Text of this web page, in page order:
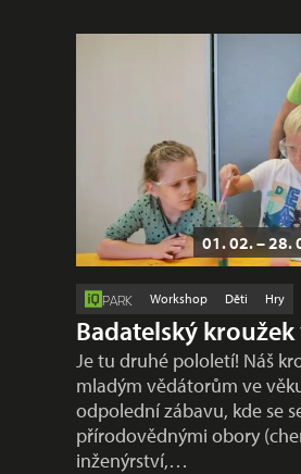
01. 02. – 28.
PARK Workshop Děti Hry
Badatelský kroužek
Je tu druhé pololetí! Náš
mladým vědátorům ve
odpolední zábavu, kde se
přírodovědnými obory
inženýrství,…